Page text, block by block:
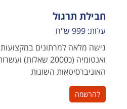
חבילת תרגול
עלות: 999 ש"ח
גישה מלאה למרתונים במקצועות
ואנטומיה (כ2000
האוניברסיטאות השונות
להרשמה